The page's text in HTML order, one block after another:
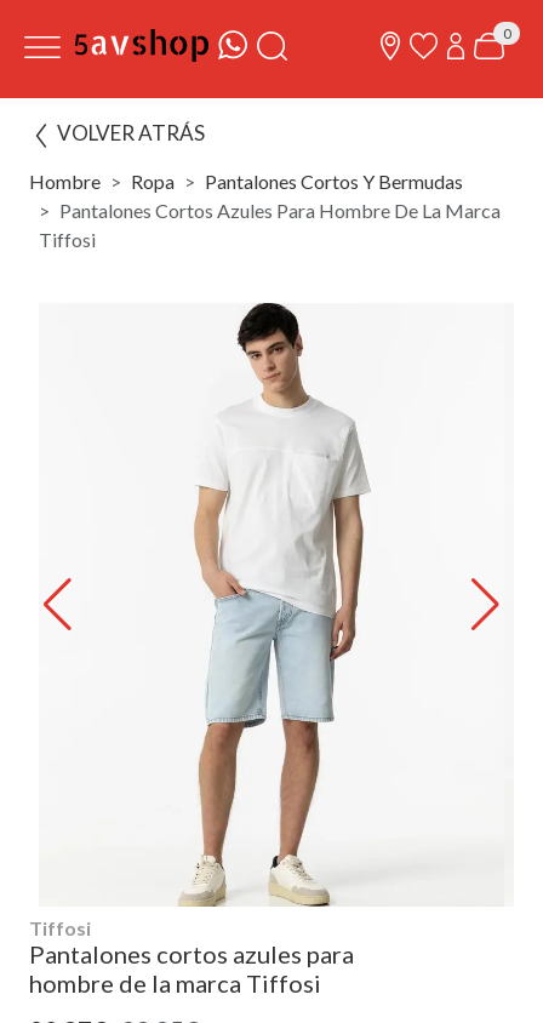
0
VOLVER ATRÁS
Hombre Ropa
Pantalones Cortos Y Bermudas
Pantalones Cortos Azules Para Hombre De La Marca
Tiffosi
Tiffosi
Pantalones cortos azules para
hombre de la marca Tiffosi